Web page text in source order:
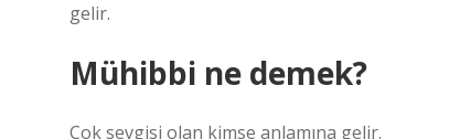
gelir.
Mühibbi ne demek?
Çok sevgisi olan kimse anlamına gelir.